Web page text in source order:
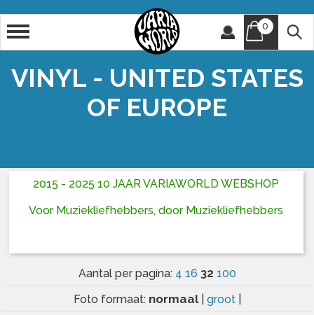
0
VINYL - UNITED STATES
OF EUROPE
2015 - 2025 10 JAAR VARIAWORLD WEBSHOP
Voor Muziekliefhebbers, door Muziekliefhebbers
Aantal per pagina: 4 16 32 100
Foto formaat: normaal groot